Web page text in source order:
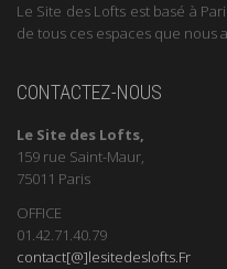
Le Site des Lofts est basé à
de tous ces espaces que nous
CONTACTEZ-NOUS
Le Site des Lofts,
159 rue Saint-Maur,
75011 Paris
OFFICE
01.42.71.40.79
contact[@]lesitedeslofts.Fr